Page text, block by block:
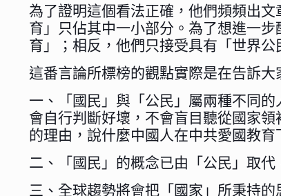
為了證明這個看法正確，他們頻頻出
育」只佔其中一小部分。為了想進一
育」；相反，他們只接受具有「世界公
這番言論所標榜的觀點實際是在告訴大
一、「國民」與「公民」屬兩種不同
會自行判斷好壞，不會盲目聽從國家
的理由，說什麼中國人在中共愛國教
二、「國民」的概念已由「公民」取
三、全球趨勢將會把「國家」所秉持